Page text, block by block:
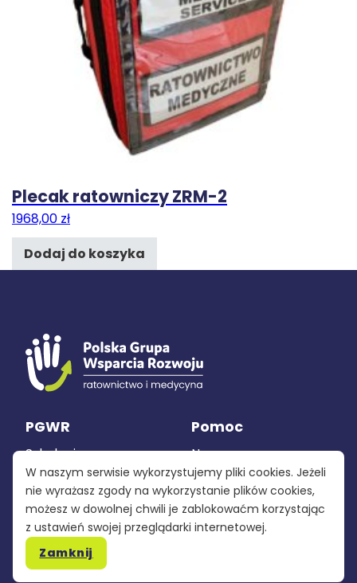
Plecak ratowniczy ZRM-2
1968,00 zł
Dodaj do koszyka
PGWR
Szkolenia
Sprzęt
Produkcja
Pomoc
Nasza grupa
Polityka
prywatności
Kontakt
W naszym serwisie wykorzystujemy pliki cookies. Jeżeli
nie wyrażasz zgody na wykorzystanie plików cookies,
możesz w dowolnej chwili je zablokowaćm korzystając
z ustawień swojej przeglądarki internetowej.
Zamknij